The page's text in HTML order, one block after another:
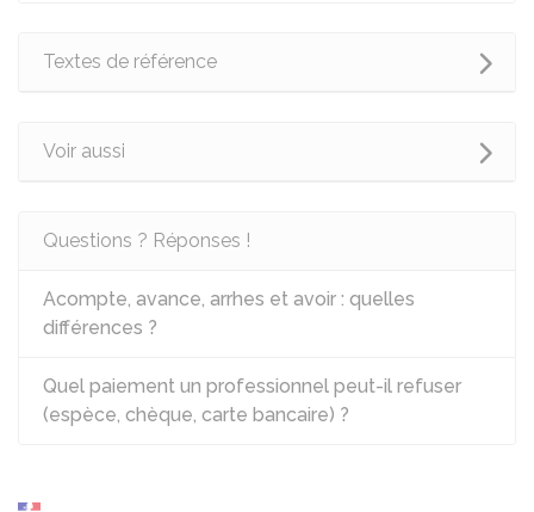
Textes de référence
Voir aussi
Questions ? Réponses !
Acompte, avance, arrhes et avoir : quelles
différences ?
Quel paiement un professionnel peut-il refuser
(espèce, chèque, carte bancaire) ?